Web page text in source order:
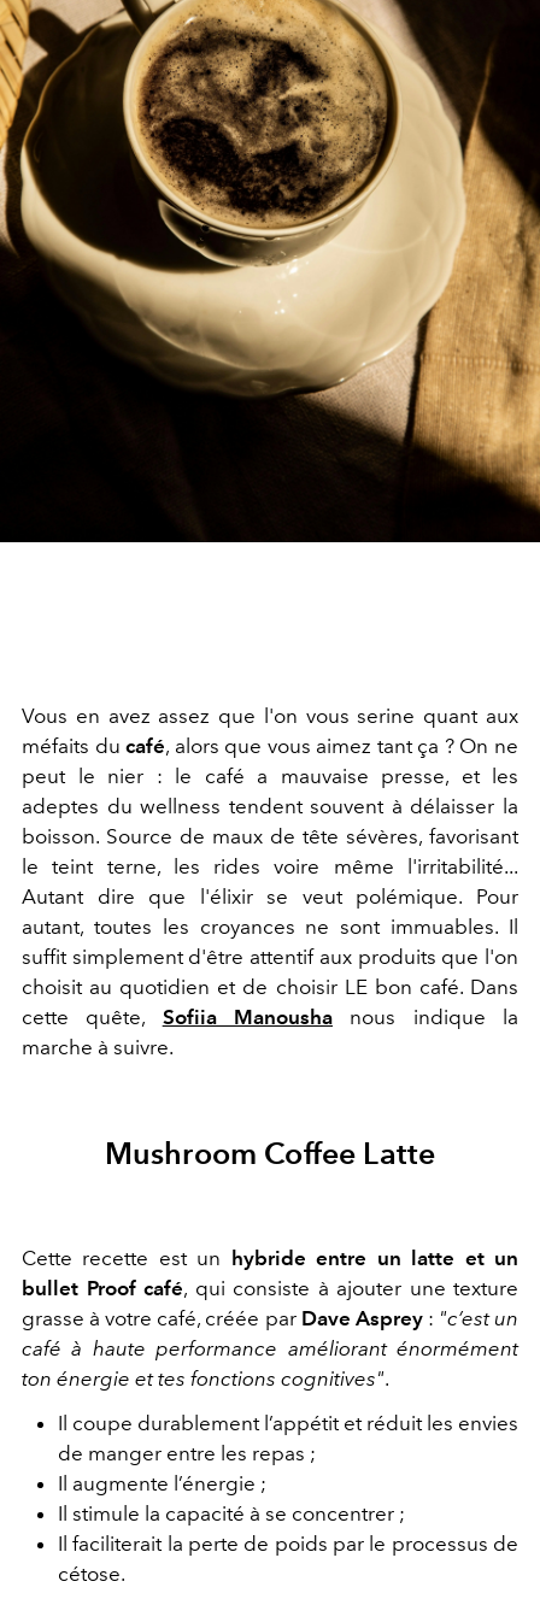
Vous en avez assez que l'on vous serine quant aux
méfaits ducafé, alors que vous aimez tant ça ? On ne
peut le nier : le café a mauvaise presse, et les
adeptes du wellness tendent souvent à délaisser la
boisson. Source de maux de tête sévères, favorisant
le teint terne, les rides voire même l'irritabilité...
Autant dire que l'élixir se veut polémique. Pour
autant, toutes les croyances ne sont immuables. Il
suffit simplement d'être attentif aux produits que l'on
choisit au quotidien et de choisir LE bon café. Dans
cette quête, Sofiia Manousha nous indique la
marche à suivre.
Mushroom Coffee Latte
Cette recette est un
hybride entre un latte et un
bullet Proof café, qui consiste à ajouter une texture
grasse à votre café, créée par Dave Asprey: "c’est un
café à haute performance améliorant énormément
ton énergie et tes fonctions cognitives".
Il coupe durablement l’appétit et réduit les envies
de manger entre les repas ;
Il augmente l’énergie ;
Il stimule la capacité à se concentrer ;
Il faciliterait la perte de poids par le processus de
cétose.